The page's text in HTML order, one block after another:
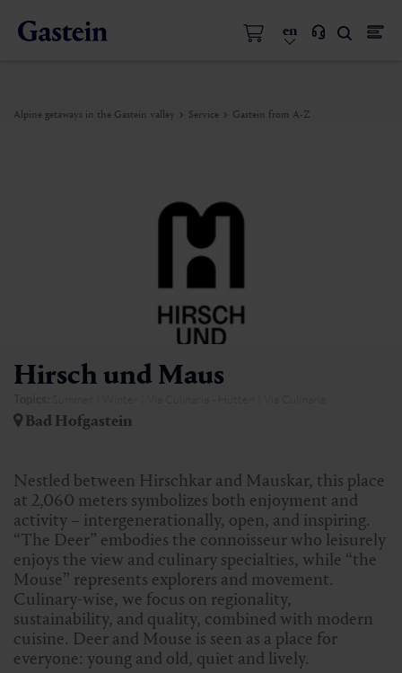
en
Alpine getaways in the Gastein valley Service Gastein from A-Z
Hirsch und Maus
Bad Hofgastein
Nestled between Hirschkar and Mauskar, this place
at 2,060 meters symbolizes both enjoyment and
activity – intergenerationally, open, and inspiring.
“The Deer” embodies the connoisseur who leisurely
enjoys the view and culinary specialties, while “the
Mouse” represents explorers and movement.
Culinary-wise, we focus on regionality,
sustainability, and quality, combined with modern
cuisine. Deer and Mouse is seen as a place for
everyone: young and old, quiet and lively.